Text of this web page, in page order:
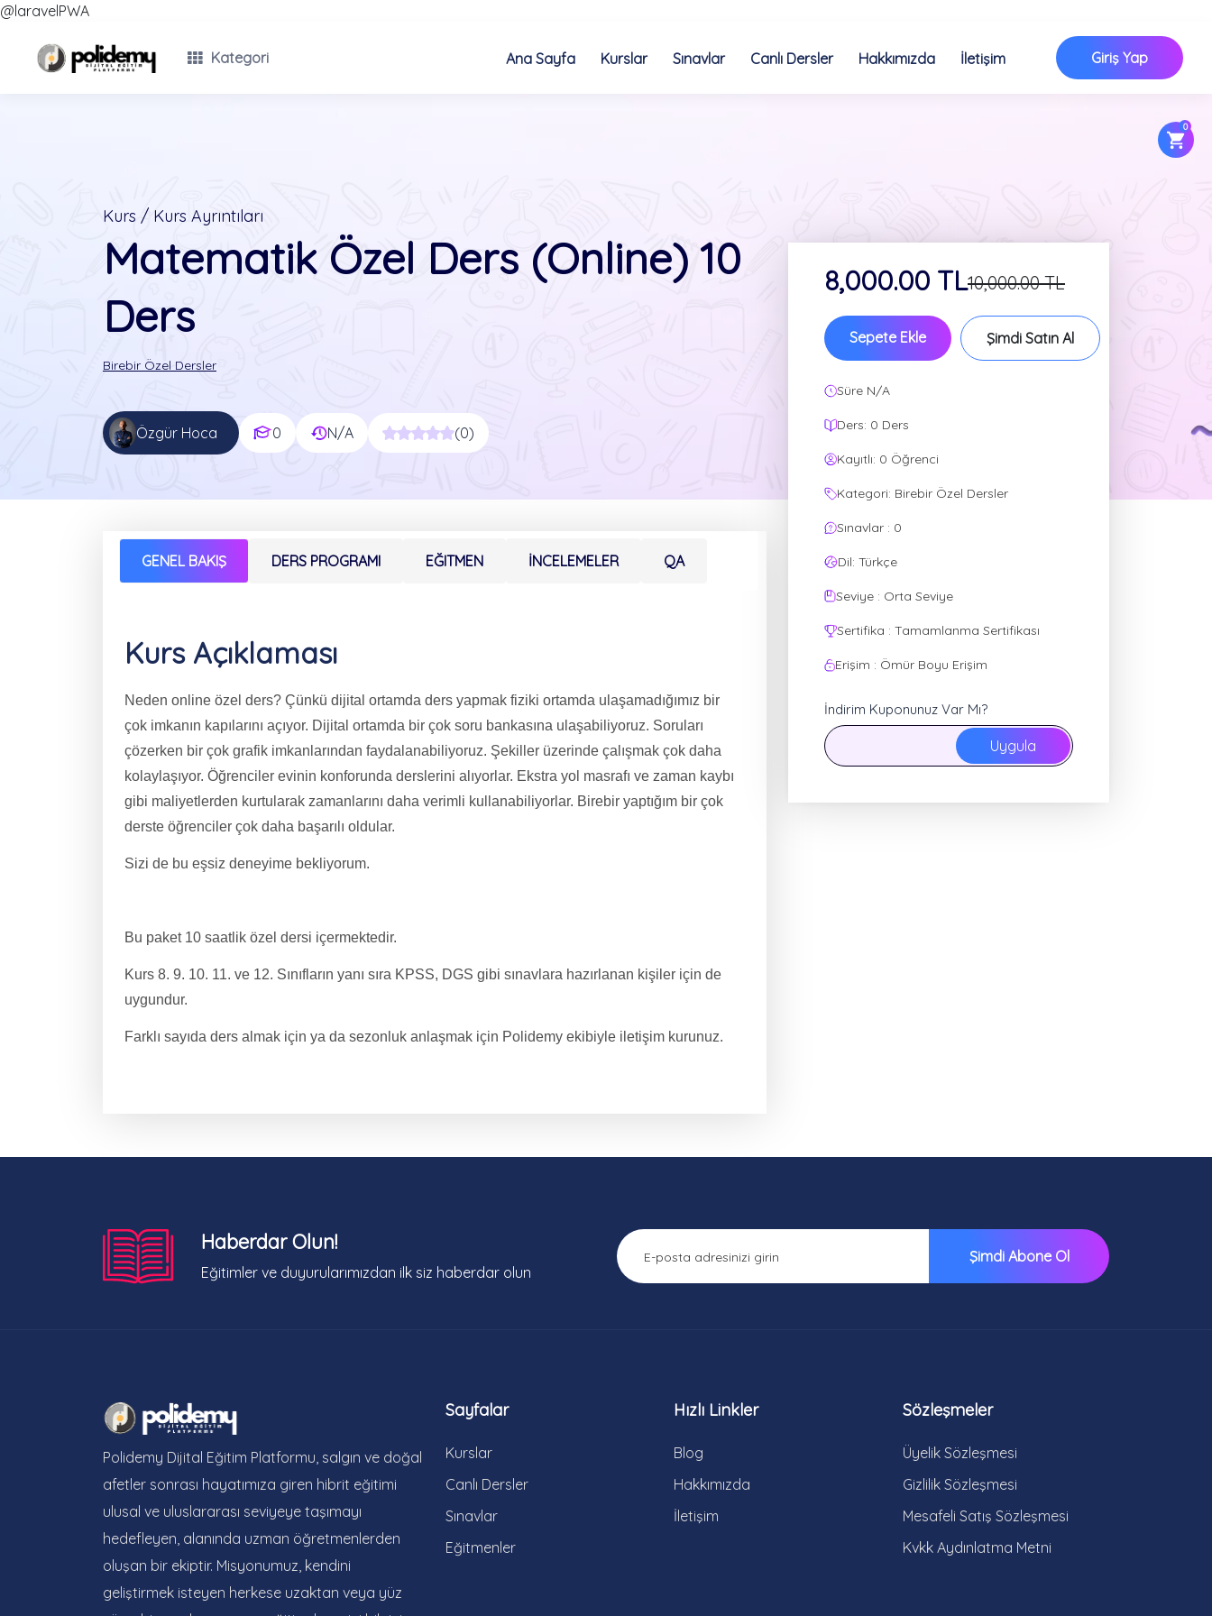
@laravelPWA
Kategori Ana Sayfa Kurslar Sınavlar Canlı Dersler Hakkımızda İletişim Giriş Yap
0
Kurs / Kurs Ayrıntıları
Matematik Özel Ders (Online) 10
Ders
Birebir Özel Dersler
Özgür Hoca 0 N/A (0)
GENEL BAKIŞ DERS PROGRAMI EĞITMEN İNCELEMELER QA
Kurs Açıklaması
Neden online özel ders? Çünkü dijital ortamda ders yapmak fiziki ortamda ulaşamadığımız bir
çok imkanın kapılarını açıyor. Dijital ortamda bir çok soru bankasına ulaşabiliyoruz. Soruları
çözerken bir çok grafik imkanlarından faydalanabiliyoruz. Şekiller üzerinde çalışmak çok daha
kolaylaşıyor. Öğrenciler evinin konforunda derslerini alıyorlar. Ekstra yol masrafı ve zaman kaybı
gibi maliyetlerden kurtularak zamanlarını daha verimli kullanabiliyorlar. Birebir yaptığım bir çok
derste öğrenciler çok daha başarılı oldular.
Sizi de bu eşsiz deneyime bekliyorum.
Bu paket 10 saatlik özel dersi içermektedir.
Kurs 8. 9. 10. 11. ve 12. Sınıfların yanı sıra KPSS, DGS gibi sınavlara hazırlanan kişiler için de
uygundur.
Farklı sayıda ders almak için ya da sezonluk anlaşmak için Polidemy ekibiyle iletişim kurunuz.
8,000.00 TL10,000.00 TL
Sepete Ekle Şimdi Satın Al
Süre N/A
Ders: 0 Ders
Kayıtlı: 0 Öğrenci
Kategori: Birebir Özel Dersler
Sınavlar : 0
Dil: Türkçe
Seviye : Orta Seviye
Sertifika : Tamamlanma Sertifikası
Erişim : Ömür Boyu Erişim
İndirim Kuponunuz Var Mı?
Uygula
Haberdar Olun!
Eğitimler ve duyurularımızdan ilk siz haberdar olun
Şimdi Abone Ol
Polidemy Dijital Eğitim Platformu, salgın ve doğal
afetler sonrası hayatımıza giren hibrit eğitimi
ulusal ve uluslararası seviyeye taşımayı
hedefleyen, alanında uzman öğretmenlerden
oluşan bir ekiptir. Misyonumuz, kendini
geliştirmek isteyen herkese uzaktan veya yüz
Sayfalar
Kurslar
Canlı Dersler
Sınavlar
Eğitmenler
Hızlı Linkler
Blog
Hakkımızda
İletişim
Sözleşmeler
Üyelik Sözleşmesi
Gizlilik Sözleşmesi
Mesafeli Satış Sözleşmesi
Kvkk Aydınlatma Metni